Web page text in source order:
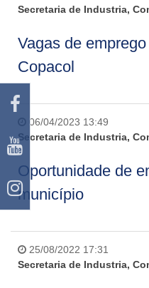
Secretaria de Industria,
Vagas de
Copacol
06/04/2023 13:49
Secretaria de Industria,
Oportunidade de
município
25/08/2022 17:31
Secretaria de Industria,